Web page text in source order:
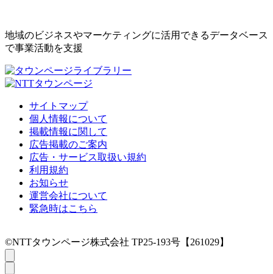
地域のビジネスやマーケティングに活用できるデータベース
で事業活動を支援
サイトマップ
個人情報について
掲載情報に関して
広告掲載のご案内
広告・サービス取扱い規約
利用規約
お知らせ
運営会社について
緊急時はこちら
©NTTタウンページ株式会社 TP25-193号【261029】